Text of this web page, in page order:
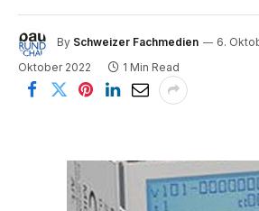
By Schweizer Fachmedien 6.
Oktober 2022
1 Min Read